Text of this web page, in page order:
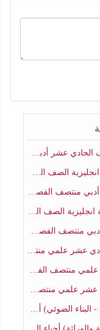
منتصف الفصل الثاني
أدبي منتصف الفصل الثاني
الفصل الثاني
عشر أدبي الفصل الثاني
الفصل الثاني
منتصف الفصل الثاني
الفصل الثاني
الفصل الثاني
عشر علمي الفصل الثاني